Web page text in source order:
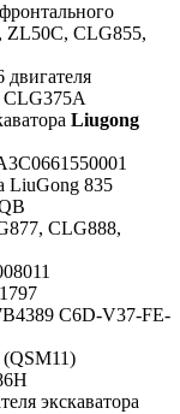
ZL50C, CLG855,
Liugong
LiuGong 835
CLG888,
C6D-V37-FE-
экскаватора